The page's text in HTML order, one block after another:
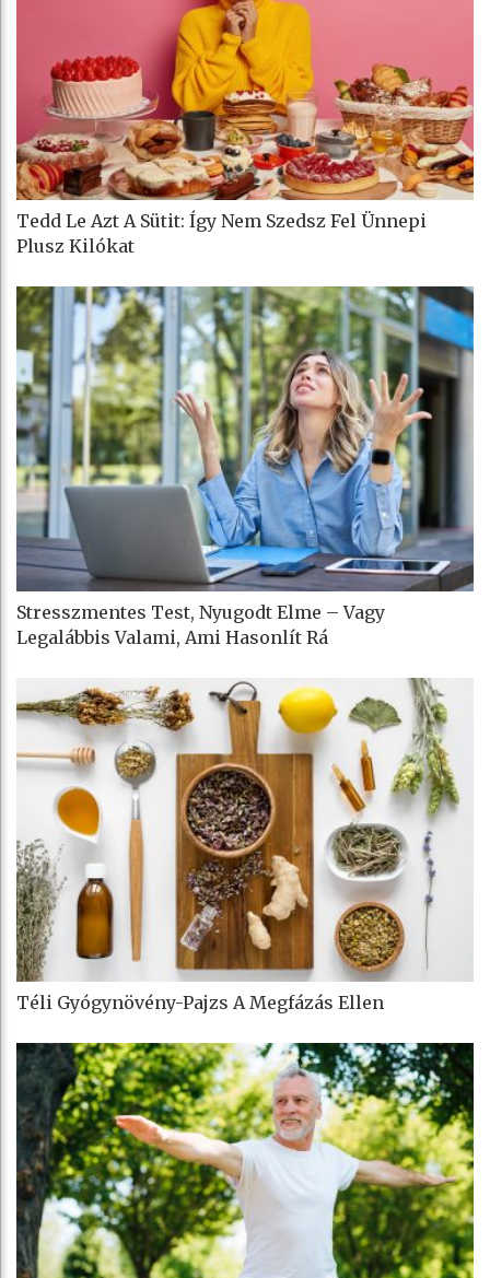
Tedd Le Azt A Sütit: Így Nem Szedsz Fel Ünnepi
Plusz Kilókat
Stresszmentes Test, Nyugodt Elme – Vagy
Legalábbis Valami, Ami Hasonlít Rá
Téli Gyógynövény-Pajzs A Megfázás Ellen